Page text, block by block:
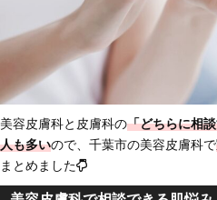
美容皮膚科と皮膚科の「どちらに相
人も多いので、千葉市の美容皮膚科で
まとめました